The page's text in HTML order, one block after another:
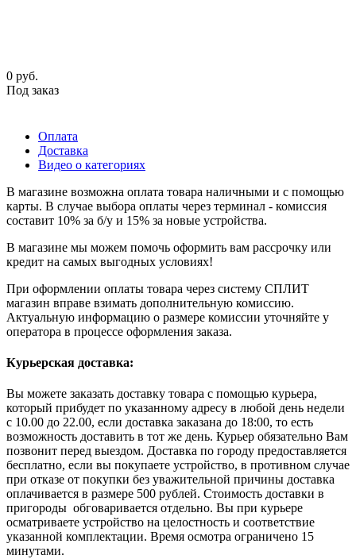
0 руб.
Под заказ
Оплата
Доставка
Видео о категориях
В магазине возможна оплата товара наличными и с помощью
карты. В случае выбора оплаты через терминал - комиссия
составит 10% за б/у и 15% за новые устройства.
В магазине мы можем помочь оформить вам рассрочку или
кредит на самых выгодных условиях!
При оформлении оплаты товара через систему СПЛИТ
магазин вправе взимать дополнительную комиссию.
Актуальную информацию о размере комиссии уточняйте у
оператора в процессе оформления заказа.
Курьерская доставка:
Вы можете заказать доставку товара с помощью курьера,
который прибудет по указанному адресу в любой день недели
с 10.00 до 22.00, если доставка заказана до 18:00, то есть
возможность доставить в тот же день. Курьер обязательно Вам
позвонит перед выездом. Доставка по городу предоставляется
бесплатно, если вы покупаете устройство, в противном случае
при отказе от покупки без уважительной причины доставка
оплачивается в размере 500 рублей. Стоимость доставки в
пригороды обговаривается отдельно. Вы при курьере
осматриваете устройство на целостность и соответствие
указанной комплектации. Время осмотра ограничено 15
минутами.